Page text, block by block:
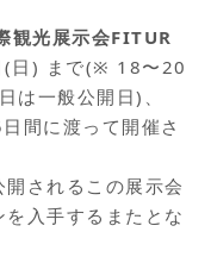
観光展示会FITUR
(日) まで(※ 18〜20
は一般公開日)、
間に渡って開催さ
されるこの展示会
入手するまたとな